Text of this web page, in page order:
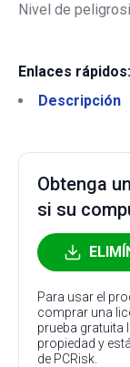
Nivel de
Enlaces rápidos:
Descripción
Obtenga
si su
Para usar el
comprar una
prueba gratuita
propiedad y
de PCRisk.